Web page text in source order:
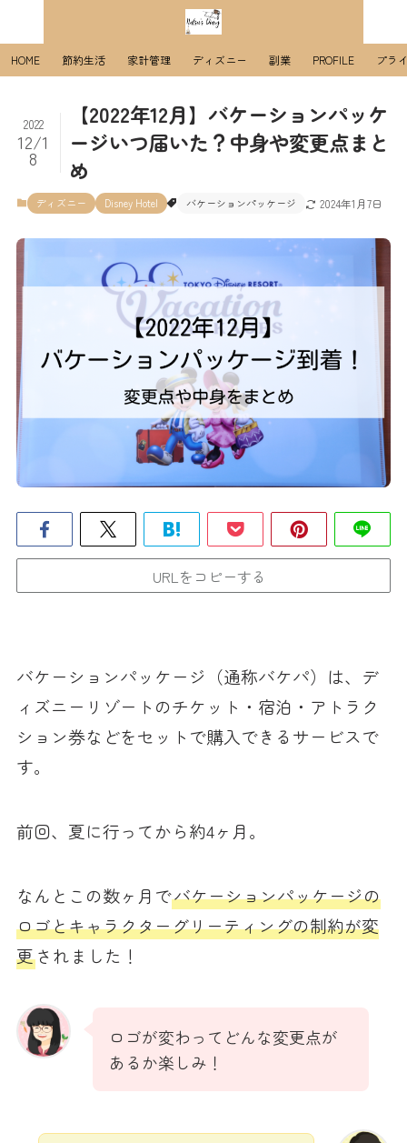
HOME 節約生活 家計管理 ディズニー 副業 PROFILE プラ
【2022年12月】バケーションパッケ
ージいつ届いた？中身や変更点まと
め
2022
12/1
8
ディズニー Disney Hotel バケーションパッケージ 2024年1月7日
URLをコピーする
バケーションパッケージ（通称バケパ）は、デ
ィズニーリゾートのチケット・宿泊・アトラク
ション券などをセットで購入できるサービスで
す。
前回、夏に行ってから約4ヶ月。
なんとこの数ヶ月でバケーションパッケージの
ロゴとキャラクターグリーティングの制約が変
更されました！
ロゴが変わってどんな変更点が
あるか楽しみ！